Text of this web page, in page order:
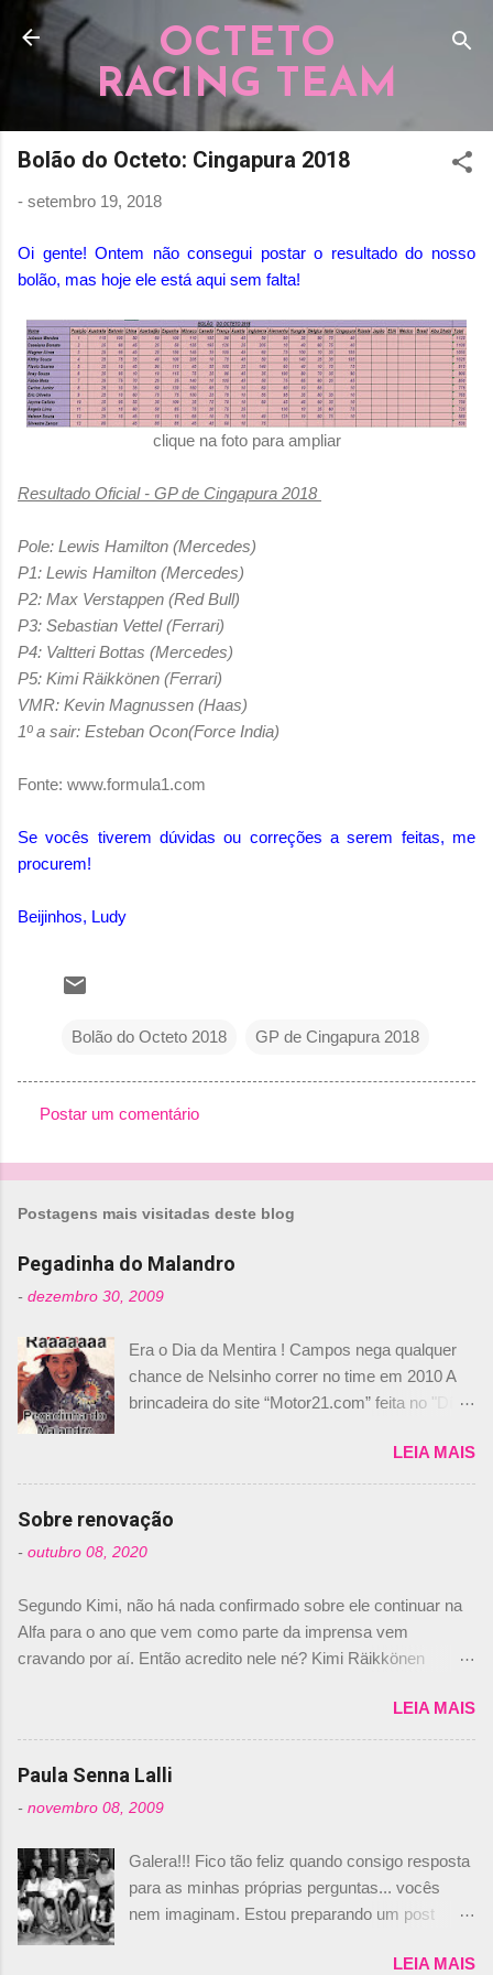
Pular para o conteúdo principal
OCTETO
RACING TEAM
Bolão do Octeto: Cingapura 2018
- setembro 19, 2018
Oi gente! Ontem não consegui postar o resultado do nosso
bolão, mas hoje ele está aqui sem falta!
clique na foto para ampliar
Resultado Oficial - GP de Cingapura 2018
Pole: Lewis Hamilton (Mercedes)
P1: Lewis Hamilton (Mercedes)
P2: Max Verstappen (Red Bull)
P3: Sebastian Vettel (Ferrari)
P4: Valtteri Bottas (Mercedes)
P5: Kimi Räikkönen (Ferrari)
VMR: Kevin Magnussen (Haas)
1º a sair: Esteban Ocon(Force India)
Fonte: www.formula1.com
Se vocês tiverem dúvidas ou correções a serem feitas, me
procurem!
Beijinhos, Ludy
Bolão do Octeto 2018 GP de Cingapura 2018
o
n
t
r
i
o
Postar um comentário
Postagens mais visitadas deste blog
Pegadinha do Malandro
- dezembro 30, 2009
Era o Dia da Mentira ! Campos nega qualquer
chance de Nelsinho correr no time em 2010 A
brincadeira do site “Motor21.com” feita no "Día
de abril –, afirmando que Nelson Piquet havia
comprado 15% das ações da Campos, dando,
com isso, um lugar no time a Nelsinho Piquet,
foi esclarecida de uma vez por todas por
Daniele Audetto, diretor da escuderia. O
não será o companheiro de Bruno Senna em
2010. "Na verdade, nós recebemos uma oferta
de Piquet", admitiu Audetto. “Mas depois de ter
dois brasileiros”, explicou, dizendo ainda que
não tem nada contra o filho do tricampeão
Nelson Piquet. “Ele é um bom piloto, rápido e
experiente.” Audetto disse ainda que a suposta
não corresponde à realidade. “O suposto 15%
de investimento seria menor do que aquilo que
outros pilotos podem trazer: italianos, r...
LEIA MAIS
Sobre renovação
- outubro 08, 2020
Segundo Kimi, não há nada confirmado sobre ele continuar na
Alfa para o ano que vem como parte da imprensa vem
cravando por aí. Então acredito nele né? Kimi Räikkönen
truth but I’ve never had an option in my contract so that’s
should, pretty much, tell you that it’s not true." #Kimi7 #EifelGP
#AlfaRomeoRacing pic.twitter.com/77EDVn39Ia — Kimi
Romain falando sobre o fato do Iceman estar há tantos anos na
@RGrosjean ! #EifelGP 🇩🇪 #F1
pic.twitter.com/GSAu1LWnwW — Formula 1 (@F1) October 8,
2020 Beijinhos, Ludy
LEIA MAIS
Paula Senna Lalli
- novembro 08, 2009
Galera!!! Fico tão feliz quando consigo resposta
para as minhas próprias perguntas... vocês
nem imaginam. Estou preparando um post
nunca falei sobre ela, aqui no Octeto. No meio
LEIA MAIS